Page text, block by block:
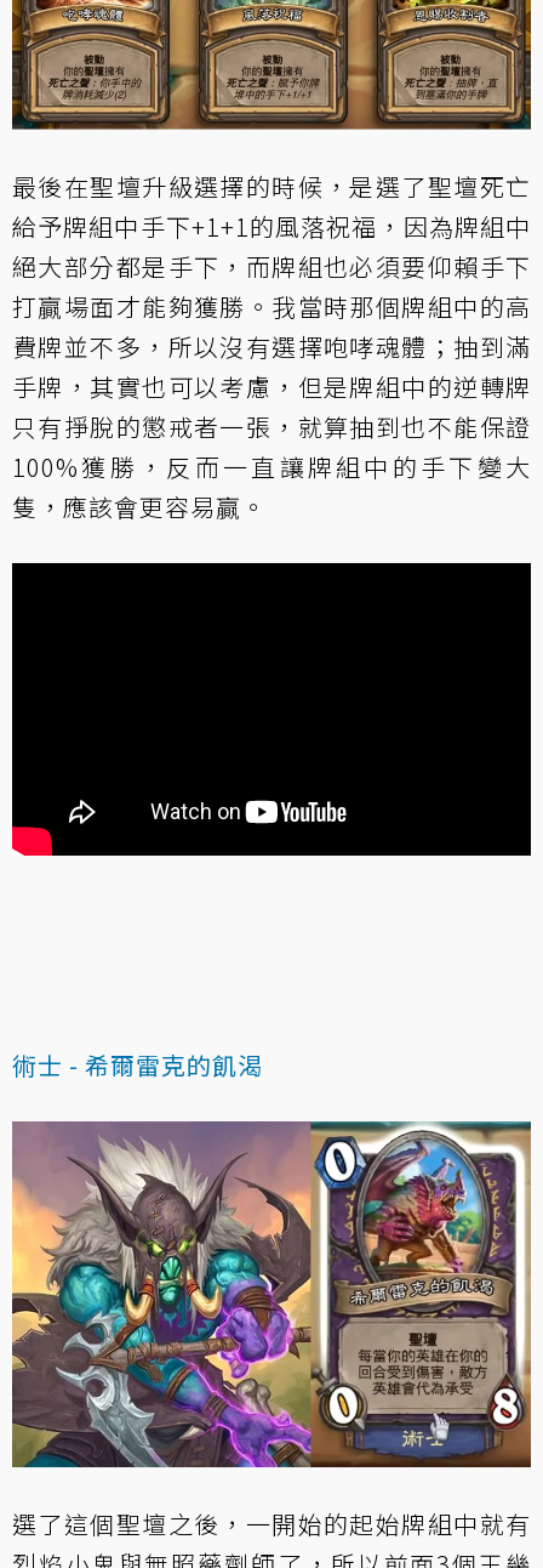
最後在聖壇升級選擇的時候，是選了聖壇死亡
給予牌組中手下+1+1的風落祝福，因為牌組中
絕大部分都是手下，而牌組也必須要仰賴手下
打贏場面才能夠獲勝。我當時那個牌組中的高
費牌並不多，所以沒有選擇咆哮魂體；抽到滿
手牌，其實也可以考慮，但是牌組中的逆轉牌
只有掙脫的懲戒者一張，就算抽到也不能保證
100%獲勝，反而一直讓牌組中的手下變大
隻，應該會更容易贏。
術士 - 希爾雷克的飢渴
選了這個聖壇之後，一開始的起始牌組中就有